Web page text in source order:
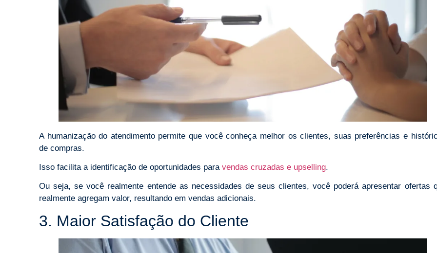
A humanização do atendimento permite que você conheça melhor os clientes, suas preferências e
de compras.
Isso facilita a identificação de oportunidades para vendas cruzadas e upselling.
Ou seja, se você realmente entende as necessidades de seus clientes, você poderá apresentar ofertas
realmente agregam valor, resultando em vendas adicionais.
3. Maior Satisfação do Cliente